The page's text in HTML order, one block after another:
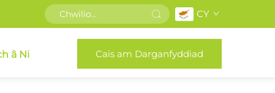
CY
â Ni Cais am Darganfyddiad